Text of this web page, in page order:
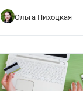
Ольга Пихоцкая